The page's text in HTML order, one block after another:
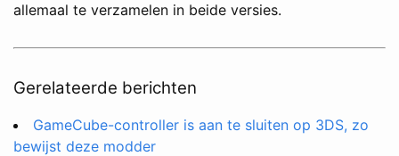
allemaal te verzamelen in beide versies.
Gerelateerde berichten
GameCube-controller is aan te sluiten op 3DS, zo
bewijst deze modder